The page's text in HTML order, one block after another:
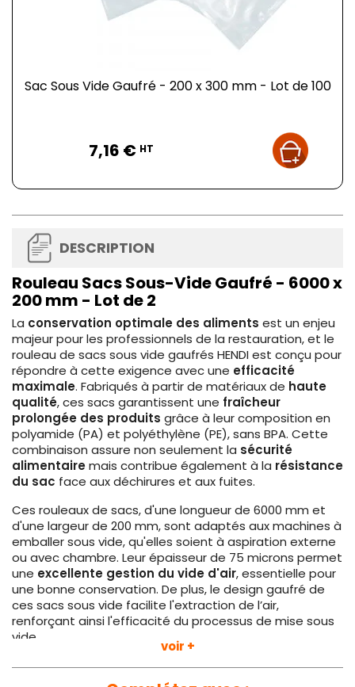
Sac Sous Vide Gaufré - 200 x 300 mm - Lot de 100
7,16 € HT
DESCRIPTION
Rouleau Sacs Sous-Vide Gaufré - 6000 x
200 mm - Lot de 2
La conservation optimale des aliments est un enjeu
majeur pour les professionnels de la restauration, et le
rouleau de sacs sous vide gaufrés HENDI est conçu pour
répondre à cette exigence avec une efficacité
maximale. Fabriqués à partir de matériaux de haute
qualité, ces sacs garantissent une fraîcheur
prolongée des produits grâce à leur composition en
polyamide (PA) et polyéthylène (PE), sans BPA. Cette
combinaison assure non seulement la sécurité
alimentairemais contribue également à la résistance
du sac face aux déchirures et aux fuites.
Ces rouleaux de sacs, d'une longueur de 6000 mm et
d'une largeur de 200 mm, sont adaptés aux machines à
emballer sous vide, qu'elles soient à aspiration externe
ou avec chambre. Leur épaisseur de 75 microns permet
une excellente gestion du vide d'air, essentielle pour
une bonne conservation. De plus, le design gaufré de
ces sacs sous vide facilite l'extraction de l’air,
renforçant ainsi l'efficacité du processus de mise sous
vide.
Offerts en lot de deux rouleaux, les sacs sous vide HENDI
solution pratique
voir +